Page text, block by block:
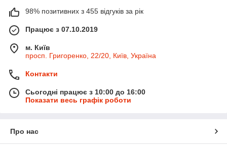
98% позитивних з 455 відгуків за рік
Працює з 07.10.2019
м. Київ
просп. Григоренко, 22/20, Київ, Україна
Контакти
Сьогодні працює з 10:00 до 16:00
Показати весь графік роботи
Про нас